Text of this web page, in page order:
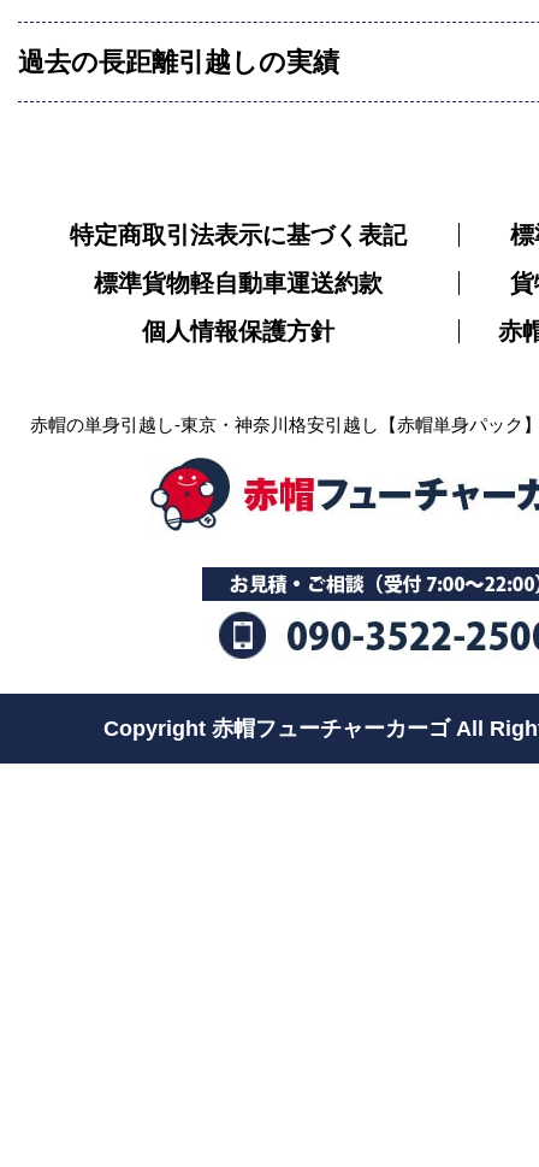
過去の長距離引越しの実績
特定商取引法表示に基づく表記
標
標準貨物軽自動車運送約款
貨
個人情報保護方針
赤
赤帽の単身引越し-東京・神奈川格安引越し【赤帽単身パック
Copyright 赤帽フューチャーカーゴ All